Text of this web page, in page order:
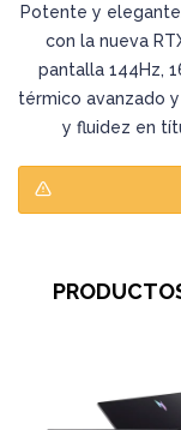
Potente y
con la nueva
pantalla 144Hz,
térmico avanzado
y fluidez en